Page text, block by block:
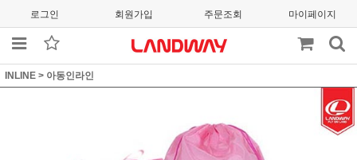
로그인 회원가입 주문조회 마이페이지
INLINE > 아동인라인